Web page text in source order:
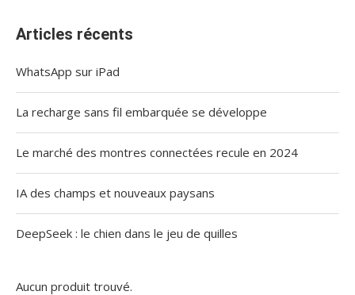
Articles récents
WhatsApp sur iPad
La recharge sans fil embarquée se développe
Le marché des montres connectées recule en 2024
IA des champs et nouveaux paysans
DeepSeek : le chien dans le jeu de quilles
Aucun produit trouvé.